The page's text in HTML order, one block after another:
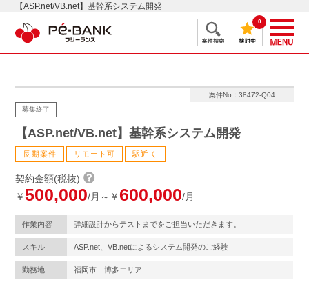
【ASP.net/VB.net】基幹系システム開発
0
案件No：38472-Q04
募集終了
【ASP.net/VB.net】基幹系システム開発
長期案件 リモート可 駅近く
契約金額(税抜)
￥500,000/月～￥ 600,000/月
作業内容 詳細設計からテストまでをご担当いただきます。
スキル ASP.net、VB.netによるシステム開発のご経験
勤務地 福岡市 博多エリア